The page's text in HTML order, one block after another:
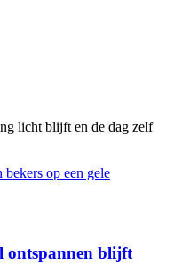
licht blijft en de dag zelf
ontspannen blijft